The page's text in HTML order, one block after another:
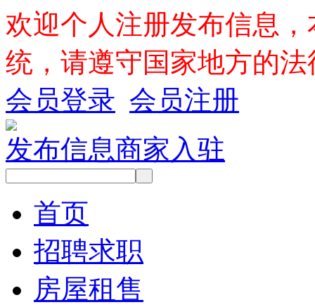
欢迎个人注册发布信息
统，请遵守国家地方的
会员登录 会员注册
发布信息商家入驻
首页
招聘求职
房屋租售